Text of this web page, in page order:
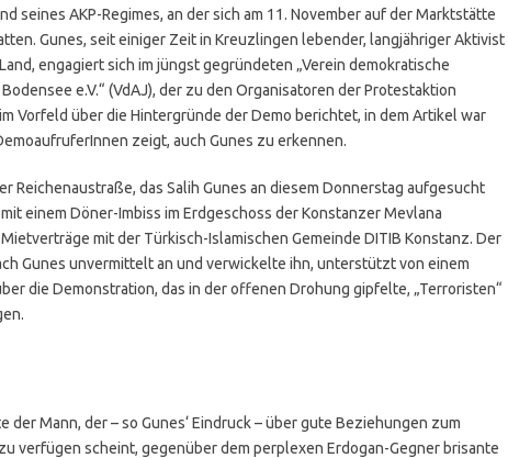
seines AKP-Regimes, an der sich am 11. November auf der Marktstätte
Gunes, seit einiger Zeit in Kreuzlingen lebender, langjähriger Aktivist
engagiert sich im jüngst gegründeten „Verein demokratische
e.V.“ (VdAJ), der zu den Organisatoren der Protestaktion
Vorfeld über die Hintergründe der Demo berichtet, in dem Artikel war
zeigt, auch Gunes zu erkennen.
Reichenaustraße, das Salih Gunes an diesem Donnerstag aufgesucht
einem Döner-Imbiss im Erdgeschoss der Konstanzer Mevlana
mit der Türkisch-Islamischen Gemeinde DITIB Konstanz. Der
Gunes unvermittelt an und verwickelte ihn, unterstützt von einem
die Demonstration, das in der offenen Drohung gipfelte, „Terroristen“
der Mann, der – so Gunes‘ Eindruck – über gute Beziehungen zum
verfügen scheint, gegenüber dem perplexen Erdogan-Gegner brisante